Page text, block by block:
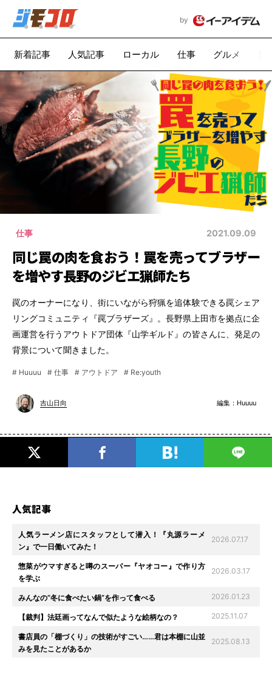
by
新着記事 人気記事 ローカル 仕事 グルメ
仕事 2021.09.09
同じ罠の肉を食おう！罠を売ってブラザー
を増やす長野のジビエ猟師たち
罠のオーナーになり、街にいながら狩猟を追体験できる罠シェア
リングコミュニティ『罠ブラザーズ』。長野県上田市を拠点に企
画運営を行うアウトドア団体『山学ギルド』の皆さんに、発足の
背景について聞きました。
# Huuuu # 仕事 # アウトドア # Re:youth
吉山日向 編集： Huuuu
人気記事
人気ラーメン店にスタッフとして潜入！『丸源ラーメ
ン』で一日働いてみた！
2026.07.17
惣菜がウマすぎると噂のスーパー『ヤオコー』で作り方
を学ぶ
2026.03.17
みんなの“冬に食べたい鍋”を作って食べる 2026.01.23
【裁判】法廷画ってなんで似たような絵柄なの？ 2025.11.07
書店員の「棚づくり」の技術がすごい……君は本棚に山並
みを見たことがあるか
2025.08.13